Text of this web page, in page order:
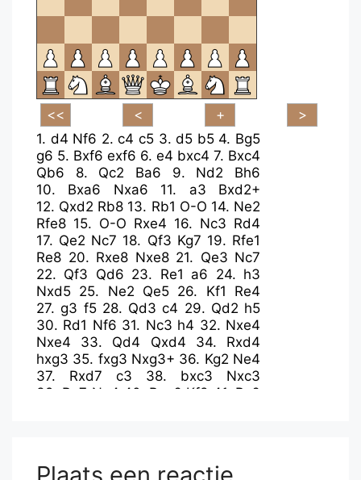
1. d4 Nf6 2.c4 c5 3.d5 b5 4. Bg5
g6 5. Bxf6 exf6 6. e4 bxc4 7. Bxc4
Qb6
8. Qc2 Ba6 9. Nd2
Bh6
10. Bxa6 Nxa6 11. a3
Bxd2+
12. Qxd2 Rb8 13. Rb1 O-O 14. Ne2
Rfe8 15. O-O Rxe4 16. Nc3 Rd4
17. Qe2 Nc7 18. Qf3 Kg7 19. Rfe1
Re8 20. Rxe8 Nxe8 21. Qe3 Nc7
22. Qf3 Qd6 23. Re1 a6 24. h3
Nxd5 25. Ne2 Qe5 26. Kf1
Re4
27.g3 f5 28. Qd3 c4 29. Qd2 h5
30. Rd1 Nf6 31. Nc3 h4 32. Nxe4
Nxe4
33. Qd4 Qxd4 34. Rxd4
hxg3 35. fxg3 Nxg3+ 36. Kg2 Ne4
37. Rxd7 c3 38. bxc3
Nxc3
39. Ra7 Ne4 40. Rxa6 Kf8 41. Rc6